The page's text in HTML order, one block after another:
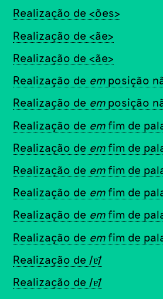
Realização de <ões>
Realização de <ãe>
Realização de <ãe>
Realização de em posição
Realização de em posição
Realização de emfim de
Realização de emfim de
Realização de emfim de
Realização de emfim de
Realização de emfim de
Realização de emfim de
Realização de /ɐ̃/
Realização de /ɐ̃/